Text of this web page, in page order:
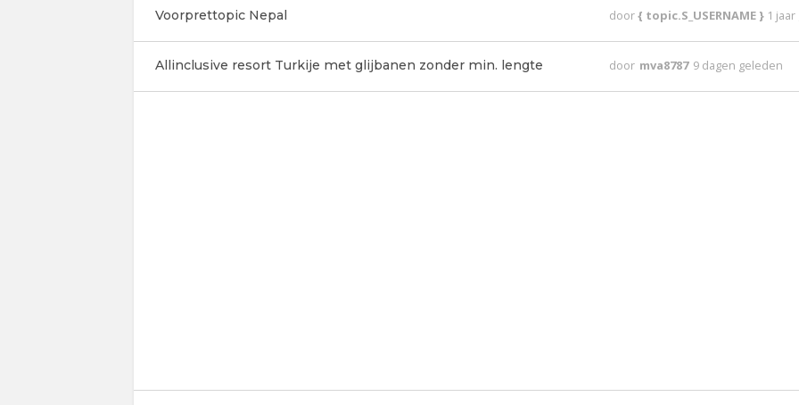
Voorprettopic Nepal door{ topic.S_USERNAME } 1
Allinclusive resort Turkije met glijbanen zonder min. lengte door mva8787 9 dagen geleden